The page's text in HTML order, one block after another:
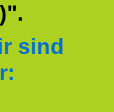
sind